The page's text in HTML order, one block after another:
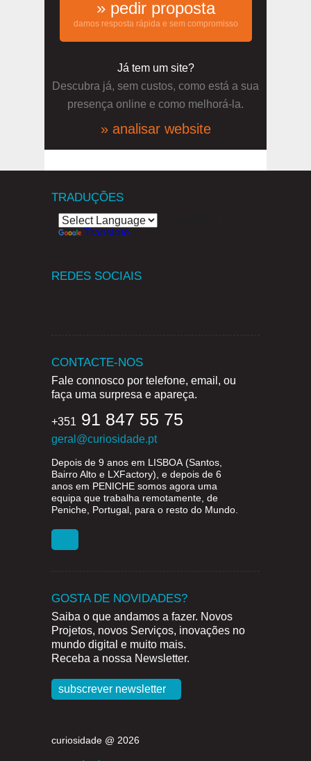
» pedir proposta
damos resposta rápida e sem compromisso
Já tem um site?
Descubra já, sem custos, como está a sua
presença online e como melhorá-la.
» analisar website
TRADUÇÕES
Translate
REDES SOCIAIS
CONTACTE-NOS
Fale connosco por telefone, email, ou
faça uma surpresa e apareça.
+351 91 847 55 75
geral@curiosidade.pt
Depois de 9 anos em LISBOA(Santos,
Bairro Alto e LXFactory), e depois de 6
anos em PENICHE somos agora uma
equipa que trabalha remotamente, de
Peniche, Portugal, para o resto do Mundo.
GOSTA DE NOVIDADES?
Saiba o que andamos a fazer. Novos
Projetos, novos Serviços, inovações no
mundo digital e muito mais.
Receba a nossa Newsletter.
subscrever newsletter
curiosidade @ 2026